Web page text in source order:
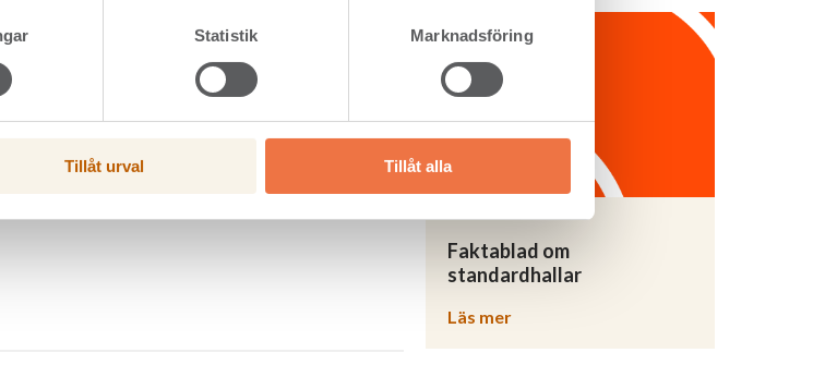
Statistik Marknadsföring
Tillåt urval Tillåt alla
i dag. VM arrangerades för första gången 1992
tennisbollar används, spelplanen är 10×20 meter
av fyra meter höga väggar av glas eller tegel.
i spel, på samma sätt som i exempelvis squash.
Faktablad om
standardhallar
Läs mer